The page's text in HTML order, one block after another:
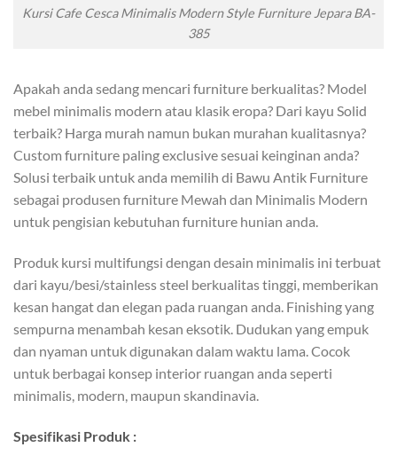
Kursi Cafe Cesca Minimalis Modern Style Furniture Jepara BA-
385
Apakah anda sedang mencari furniture berkualitas? Model
mebel minimalis modern atau klasik eropa? Dari kayu Solid
terbaik? Harga murah namun bukan murahan kualitasnya?
Custom furniture paling exclusive sesuai keinginan anda?
Solusi terbaik untuk anda memilih di Bawu Antik Furniture
sebagai produsen furniture Mewah dan Minimalis Modern
untuk pengisian kebutuhan furniture hunian anda.
Produk kursi multifungsi dengan desain minimalis ini terbuat
dari kayu/besi/stainless steel berkualitas tinggi, memberikan
kesan hangat dan elegan pada ruangan anda. Finishing yang
sempurna menambah kesan eksotik. Dudukan yang empuk
dan nyaman untuk digunakan dalam waktu lama. Cocok
untuk berbagai konsep interior ruangan anda seperti
minimalis, modern, maupun skandinavia.
Spesifikasi Produk :